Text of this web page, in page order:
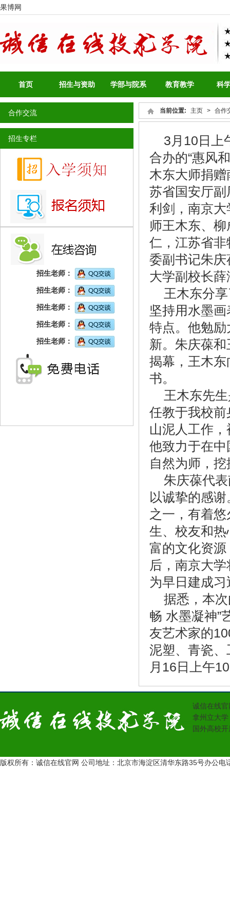
果博网
首页 招生与资助 学部与院系 教育教学 科
合作交流
招生专栏
招生老师：
招生老师：
招生老师：
招生老师：
招生老师：
当前位置: 主页 > 合作
3月10日上
合办的“惠风
木东大师捐
苏省国安厅
利剑，南京
师王木东、
仁，江苏省
委副书记朱
大学副校长
王木东分
坚持用水墨
特点。他勉
新。朱庆葆
揭幕，王木
书。
王木东先
任教于我校
山泥人工作
他致力于在
自然为师，
朱庆葆代
以诚挚的感
之一，有着
生、校友和
富的文化资
后，南京大
为早日建成习
据悉，本
畅 水墨凝神”
友艺术家的
泥塑、青瓷
月16日上午
诚信在线
拿州立大
国外高校
版权所有：诚信在线官网 公司地址：北京市海淀区清华东路35号办公